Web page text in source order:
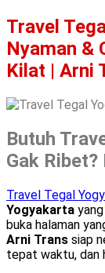
Travel
Nyaman &
Kilat | Arni
Butuh
Gak
Travel Tegal
Yogyakarta yang
buka halaman
Arni Trans siap
tepat waktu, dan